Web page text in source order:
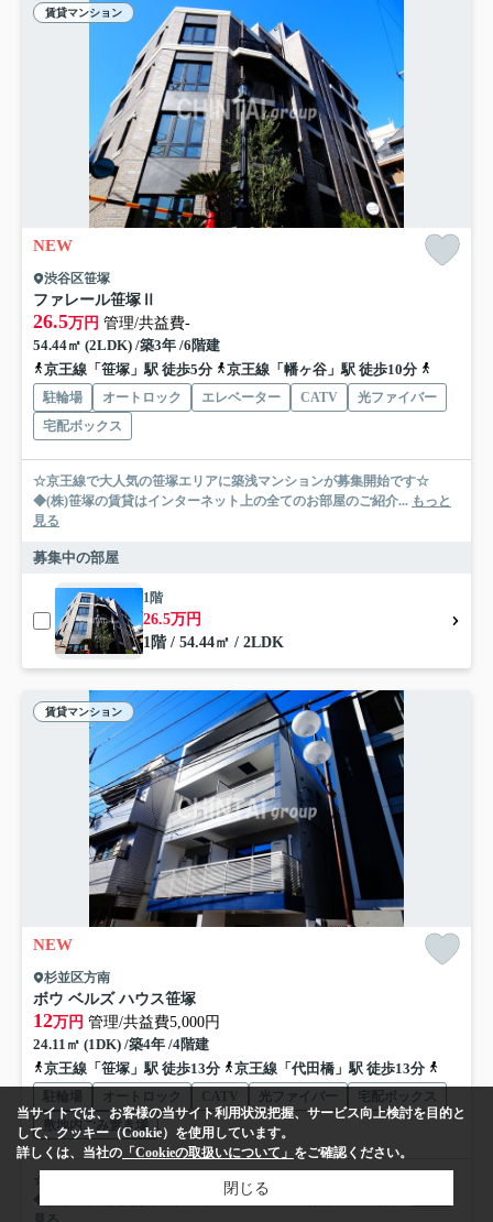
賃貸マンション
NEW
渋谷区笹塚
ファレール笹塚Ⅱ
26.5万円 管理/共益費-
54.44㎡ (2LDK) /築3年 /6階建
京王線「笹塚」駅 徒歩5分
京王線「幡ヶ谷」駅 徒歩10分
駐輪場 オートロック エレベーター CATV
光ファイバー
宅配ボックス
☆京王線で大人気の笹塚エリアに築浅マンションが募集開始です☆
◆(株)笹塚の賃貸はインターネット上の全てのお部屋のご紹介... もっと
見る
募集中の部屋
1階
26.5万円
1階 / 54.44㎡ / 2LDK
賃貸マンション
NEW
杉並区方南
ボウ ベルズ ハウス笹塚
12万円 管理/共益費5,000円
24.11㎡ (1DK) /築4年 /4階建
京王線「笹塚」駅 徒歩13分
京王線「代田橋」駅 徒歩13分
駐輪場 オートロック CATV 光ファイバー
宅配ボックス
敷地内ごみ置き場
☆京王線で大人気の笹塚エリアに築浅マンションが募集開始です☆
◆(株)笹塚の賃貸はインターネット上の全てのお部屋のご紹介...
当サイトでは、お客様の当サイト利用状況把握、サービス向上検討を目的と
して、クッキー（Cookie）を使用しています。
詳しくは、当社の 「Cookieの取扱いについて」 をご確認ください。
閉じる